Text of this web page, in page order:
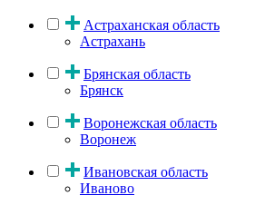
Астраханская область
Астрахань
Брянская область
Брянск
Воронежская область
Воронеж
Ивановская область
Иваново